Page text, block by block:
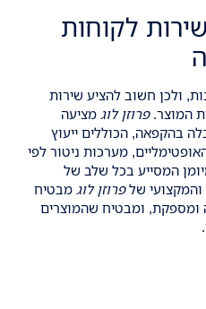
לקוחות
ולכן חשוב להציע שירות
המוצר.פרוזן לוג מציעה
בהקפאה, הכוללים ייעוץ
מערכות ניטור לפי
המסייע בכל שלב של
והמקצועי שלפרוזן לוג מבטיח
ומספקת, ומבטיח שהמוצרים